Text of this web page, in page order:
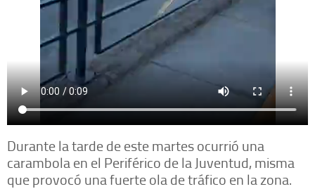
Durante la tarde de este martes ocurrió una
carambola en el Periférico de la Juventud, misma
que provocó una fuerte ola de tráfico en la zona.